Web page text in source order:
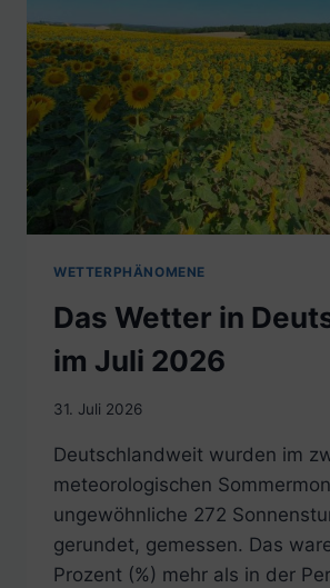
WETTERPHÄNOMENE
Das Wetter in
im Juli 2026
31. Juli 2026
Deutschlandweit wurden im
meteorologischen
ungewöhnliche 272
gerundet, gemessen. Das
Prozent (%) mehr als in der